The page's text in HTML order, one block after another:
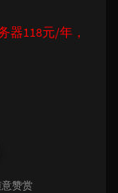
器118元/年，
赞赏